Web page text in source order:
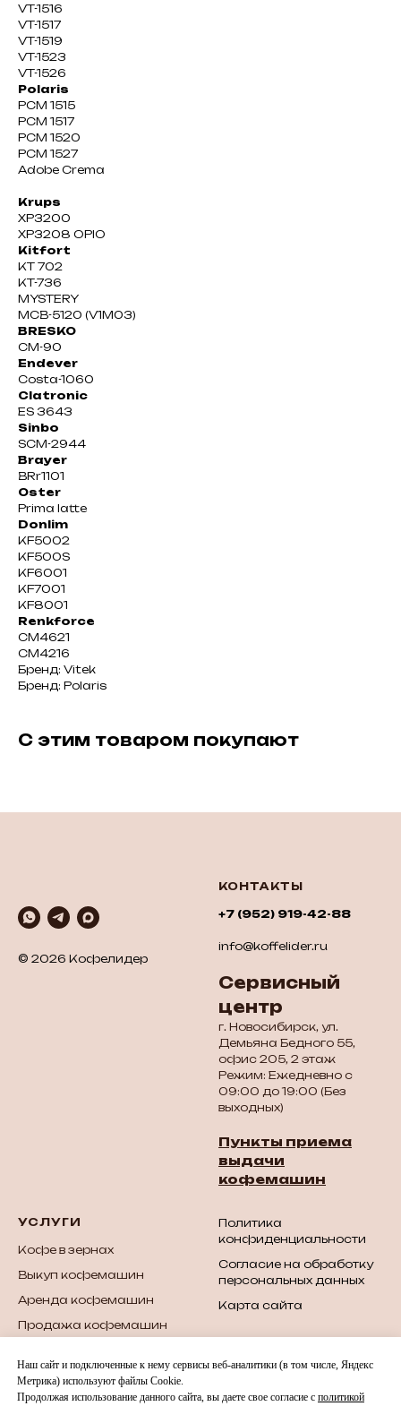
VT-1516
VT-1517
VT-1519
VT-1523
VT-1526
Polaris
PCM 1515
PCM 1517
PCM 1520
PCM 1527
Adobe Crema
Krups
XP3200
XP3208 OPIO
Kitfort
KT 702
KT-736
MYSTERY
MCB-5120 (V1M03)
BRESKO
CM-90
Endever
Costa-1060
Clatronic
ES 3643
Sinbo
SCM-2944
Brayer
BRr1101
Oster
Prima latte
Donlim
KF5002
KF500S
KF6001
KF7001
KF8001
Renkforce
CM4621
CM4216
Бренд: Vitek
Бренд: Polaris
С этим товаром покупают
© 2026 Кофелидер
КОНТАКТЫ
+7 (952) 919-42-88
info@koffelider.ru
Сервисный
центр
г. Новосибирск, ул.
Демьяна Бедного 55,
офис 205, 2 этаж
Режим: Ежедневно с
09:00 до 19:00 (Без
выходных)
Пункты приема
выдачи
кофемашин
УСЛУГИ
Кофе в зернах
Выкуп кофемашин
Аренда кофемашин
Продажа кофемашин
кофемашин
Запчасти для
Политика
конфиденциальности
Согласие на обработку
персональных данных
Карта сайта
Наш сайт и подключенные к нему сервисы веб-аналитики (в том числе, Яндекс
Метрика) используют файлы Cookie.
Продолжая использование данного сайта, вы даете свое согласие с политикой